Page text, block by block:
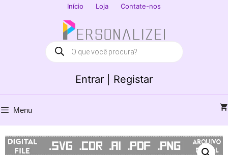
Início Loja Contate-nos
Entrar | Registar
Products
search
Menu